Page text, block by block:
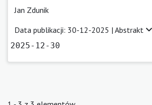
Jan Zdunik
Data publikacji: 30-12-2025 | Abstrakt
2025-12-30